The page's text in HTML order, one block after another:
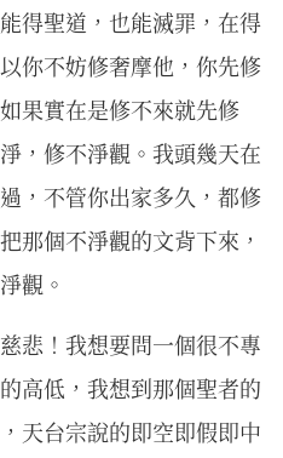
得聖道，也能滅罪，在得
你不妨修奢摩他，你先修
果實在是修不來就先修
，修不淨觀。我頭幾天在
，不管你出家多久，都修
那個不淨觀的文背下來，
觀。
悲！我想要問一個很不專
高低，我想到那個聖者的
天台宗說的即空即假即中